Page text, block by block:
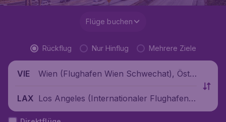
Flüge buchen
Rückflug Nur Hinflug Mehrere Ziele
VIE
Wien (Flughafen Wien Schwechat), Öste
LAX Los Angeles (Internationaler Flughafen L
os Angeles), Vereinigte Staaten